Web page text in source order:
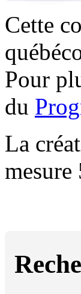
Cette
Pour
du
La